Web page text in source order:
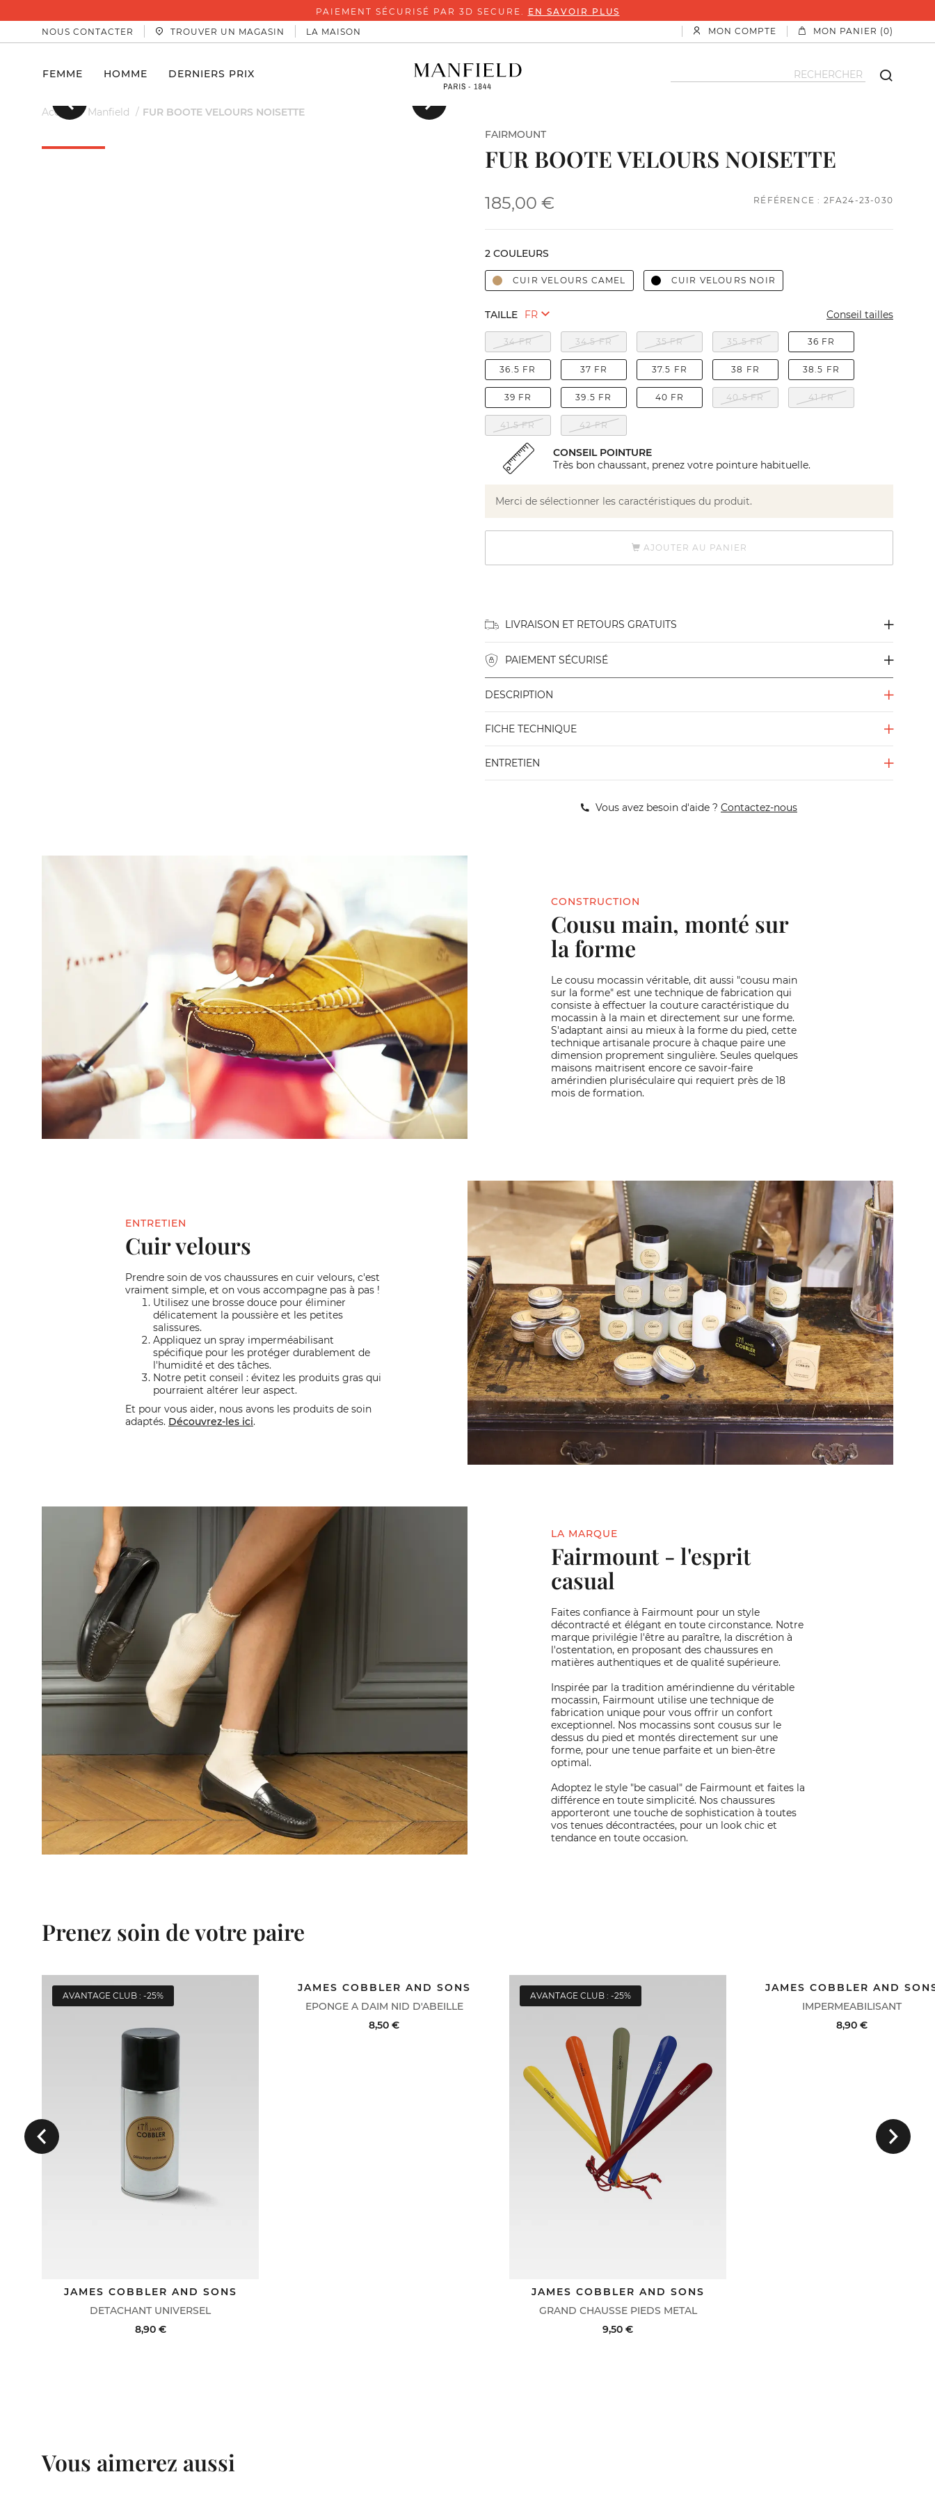
PAIEMENT SÉCURISÉ PAR 3D SECURE. EN SAVOIR PLUS
NOUS CONTACTER
TROUVER UN MAGASIN LA MAISON MON COMPTE MON PANIER (0)
FEMME HOMME DERNIERS PRIX
Accueil Manfield FUR BOOTE VELOURS NOISETTE
Précedent Suivant
FAIRMOUNT
FUR BOOTE VELOURS NOISETTE
185,00 € RÉFÉRENCE : 2FA24-23-030
2 COULEURS
CUIR VELOURS CAMEL CUIR VELOURS NOIR
TAILLE Conseil tailles
34 FR 34.5 FR 35 FR 35.5 FR 36 FR
36.5 FR 37 FR 37.5 FR 38 FR 38.5 FR
39 FR 39.5 FR 40 FR 40.5 FR 41 FR
41.5 FR 42 FR
CONSEIL POINTURE
Très bon chaussant, prenez votre pointure habituelle.
Merci de sélectionner les caractéristiques du produit.
AJOUTER AU PANIER
LIVRAISON ET RETOURS GRATUITS
PAIEMENT SÉCURISÉ
DESCRIPTION
FICHE TECHNIQUE
ENTRETIEN
Vous avez besoin d'aide ? Contactez-nous
CONSTRUCTION
Cousu main, monté sur
la forme
Le cousu mocassin véritable, dit aussi "cousu main
sur la forme" est une technique de fabrication qui
consiste à effectuer la couture caractéristique du
mocassin à la main et directement sur une forme.
S'adaptant ainsi au mieux à la forme du pied, cette
technique artisanale procure à chaque paire une
dimension proprement singulière. Seules quelques
maisons maitrisent encore ce savoir-faire
amérindien pluriséculaire qui requiert près de 18
mois de formation.
ENTRETIEN
Cuir velours
Prendre soin de vos chaussures en cuir velours, c'est
vraiment simple, et on vous accompagne pas à pas !
Utilisez une brosse douce pour éliminer
délicatement la poussière et les petites
salissures.
Appliquez un spray imperméabilisant
spécifique pour les protéger durablement de
l'humidité et des tâches.
Notre petit conseil : évitez les produits gras qui
pourraient altérer leur aspect.
Et pour vous aider, nous avons les produits de soin
adaptés. Découvrez-les ici.
LA MARQUE
Fairmount - l'esprit
casual
Faites confiance à Fairmount pour un style
décontracté et élégant en toute circonstance. Notre
marque privilégie l'être au paraître, la discrétion à
l'ostentation, en proposant des chaussures en
matières authentiques et de qualité supérieure.
Inspirée par la tradition amérindienne du véritable
mocassin, Fairmount utilise une technique de
fabrication unique pour vous offrir un confort
exceptionnel. Nos mocassins sont cousus sur le
dessus du pied et montés directement sur une
forme, pour une tenue parfaite et un bien-être
optimal.
Adoptez le style "be casual" de Fairmount et faites la
différence en toute simplicité. Nos chaussures
apporteront une touche de sophistication à toutes
vos tenues décontractées, pour un look chic et
tendance en toute occasion.
Prenez soin de votre paire
Précédent
AVANTAGE CLUB : -25%
DETACHANT UNIVERSEL
JAMES COBBLER AND SONS
8,90 €
EPONGE A DAIM NID D'ABEILLE
JAMES COBBLER AND SONS
8,50 €
AVANTAGE CLUB : -25%
GRAND CHAUSSE PIEDS METAL
JAMES COBBLER AND SONS
9,50 €
IMPERMEABILISANT
JAMES COBBLER AND
8,90 €
Suivant
Vous aimerez aussi